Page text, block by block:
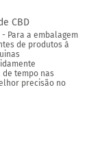
CBD
Para a embalagem
de produtos à
tempo nas
precisão no